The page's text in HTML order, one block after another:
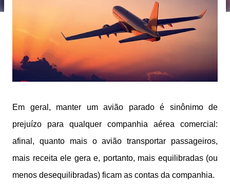
Em geral, manter um avião parado é sinônimo de
prejuízo para qualquer companhia aérea comercial:
afinal, quanto mais o avião transportar passageiros,
mais receita ele gera e, portanto, mais equilibradas (ou
menos desequilibradas) ficam as contas da companhia.